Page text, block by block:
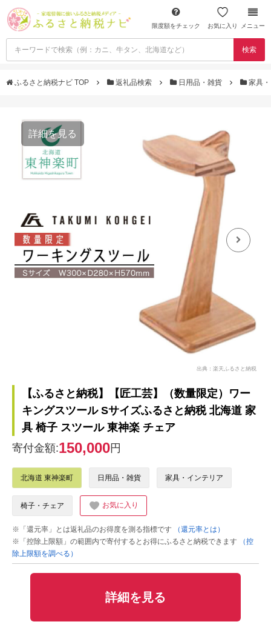
限度額をチェック お気に入り メニュー
検索
ふるさと納税ナビ TOP 返礼品検索 日用品・雑貨 家具
詳細を見る
出典：楽天ふるさと納税
【ふるさと納税】【匠工芸】（数量限定）ワー
キングスツール Sサイズふるさと納税 北海道 家
具 椅子 スツール 東神楽 チェア
寄付金額:150,000円
北海道 東神楽町 日用品・雑貨 家具・インテリア
椅子・チェア お気に入り
※「還元率」とは返礼品のお得度を測る指標です
（還元率とは）
※「控除上限額」の範囲内で寄付するとお得にふるさと納税できます
（控
除上限額を調べる）
詳細を見る